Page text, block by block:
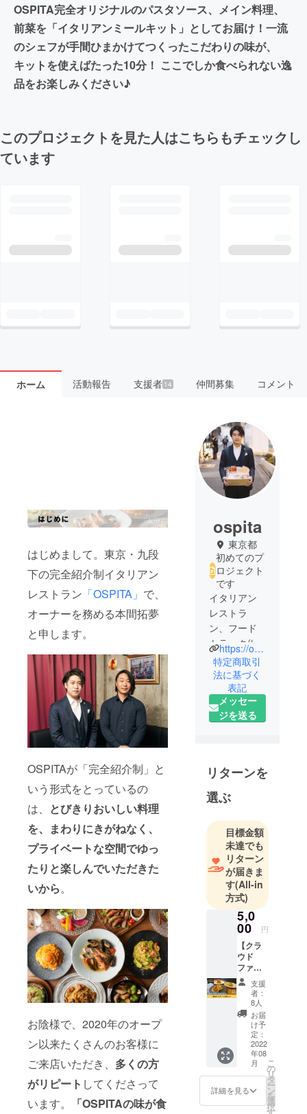
OSPITA完全オリジナルのパスタソース、メイン料理、
前菜を「イタリアンミールキット」としてお届け！一流
のシェフが手間ひまかけてつくったこだわりの味が、
キットを使えばたった10分！ ここでしか食べられない逸
品をお楽しみください♪
このプロジェクトを見た人はこちらもチェックし
ています
ホーム 活動報告 支援者 14 仲間募集 コメント
はじめまして。東京・九段
下の完全紹介制イタリアン
レストラン 「OSPITA」 で、
オーナーを務める本間拓夢
と申します。
OSPITAが「完全紹介制」と
いう形式をとっているの
は、 とびきりおいしい料理
を、まわりにきがねなく、
プライベートな空間でゆっ
たりと楽しんでいただきた
いから。
お陰様で、2020年のオープ
ン以来たくさんのお客様に
ご来店いただき、 多くの方
がリピート してくださって
います。
「OSPITAの味が食
ospita
東京都
初めてのプ
ロジェクト
です
イタリアン
レストラ
ン、フード
トラック(j
リーグや東
京ビッグサ
イトなど出
店)、ネット
ショップを
す。
店舗は、九
30秒の所に
位置しま
す。
【OSPITA】
という、完
全紹介制イ
タリアン。
【完全紹介
制イタリア
ン
OSPITA】
は、世界各
国のクラフ
トビールや
ワインを揃
えてます。
ケンゾーエ
ステートも
https://ospita.shop/
特定商取引
法に基づく
表記
メッセー
ジを送る
リターンを
選ぶ
目標金額
未達でも
リターン
が届きま
す(All-in
方式)
5,0
00 円
【クラ
ウド
ファン
ディン
グ限定
パスタ
ソース3
種セッ
ト】 通
常パス
タソー
ス3種の
セット
はあり
ません
が、ク
支援
者：
8人
お届
け予
定：
2022
年08
月
詳細を見る
こ
の
リ
タ
ー
ン
を
選
択